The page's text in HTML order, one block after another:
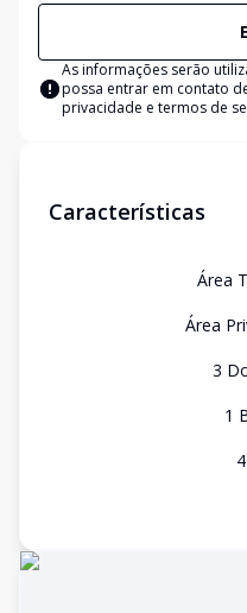
As informações serão
possa entrar em contato
privacidade e termos de
Características
Área
Área
3
1
4